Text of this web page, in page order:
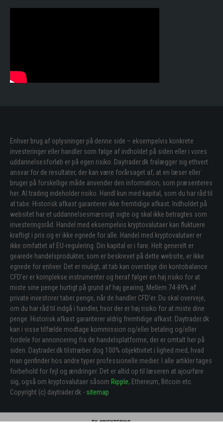
Enhver brug af oplysninger på denne side – eksempelvis konkrete
investeringer eller handler som følge af indholdet på siden eller i vores
uddannelsesforløb er på egen risiko. Daytrader.dk fralægger sig ethvert
ansvar for de resultater, der kan være forårsaget af, at en læser eller
bruger på forskellige måde anvender den information, som præsenteres
her. Al trading indeholder risiko. Handl kun med kapital, som du har råd til
at tabe. Historisk afkast garanterer ikke fremtidige afkast. Indholdet på
websitet har et uddannelsesmæssigt sigte og skal ikke betragtes som
investeringsråd. Handel med eksempelvis kryptovalutaer kan fluktuere
kraftigt i pris og er ikke egnede for alle. Handel med kryptovalutaer er
ikke omfattet af EU-regulering. Din kapital er i fare. Helt generelt er
gearede handelsprodukter, som er beskrevet på dette website, er ikke
egnede for enhver. Det er muligt, at tab kan overstige din kontobalance.
CFD’er er komplekse instrumenter og heraf følger en høj risiko for at
miste sine penge hurtigt på grund af høj gearing. Mellem 74-89% af
private investorer taber penge, når de handler CFD’er. Du skal overveje,
om du har råd til indgå i handler, hvor der er høj risiko for at miste dine
penge. Historisk afkast garanterer aldrig fremtidige afkast. Daytrader.dk
kan i visse tilfælde modtage kommission og/eller betaling og/eller
fordele for annoncering fra de handelsplatforme, der er omtalt her på
siden. Daytrader.dk tilstræber dog 100% objektivitet i lighed med, hvad
man genfinder hos andre typer professionelle medier. I alle artikler tages
forbehold for fejl og ændringer. Det er altid op til læseren at ajourføre
sig, også om kryptovalutaer såsom Ripple, Ethereum, Bitcoin etc.
Copyright (c) daytrader.dk - sitemap